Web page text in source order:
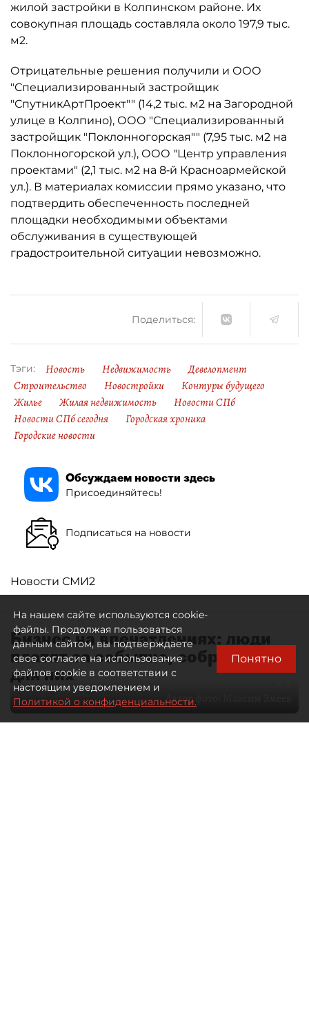
жилой застройки в Колпинском районе. Их
совокупная площадь составляла около 197,9 тыс.
м2.
Отрицательные решения получили и ООО
"Специализированный застройщик
"СпутникАртПроект"" (14,2 тыс. м2 на Загородной
улице в Колпино), ООО "Специализированный
застройщик "Поклонногорская"" (7,95 тыс. м2 на
Поклонногорской ул.), ООО "Центр управления
проектами" (2,1 тыс. м2 на 8‑й Красноармейской
ул.). В материалах комиссии прямо указано, что
подтвердить обеспеченность последней
площадки необходимыми объектами
обслуживания в существующей
градостроительной ситуации невозможно.
Поделиться:
Тэги: Новость Недвижимость
Девелопмент
Строительство
Новостройки
Контуры будущего
Жилье
Жилая недвижимость
Новости СПб
Новости СПб сегодня
Городская хроника
Городские новости
Обсуждаем новости здесь
Присоединяйтесь!
Подписаться на новости
Новости СМИ2
Бизнес на впечатлениях: люди
платят за событие, собранное
для них
Автор фото:
На нашем сайте используются cookie-
файлы. Продолжая пользоваться
данным сайтом, вы подтверждаете
свое согласие на использование
файлов cookie в соответствии с
настоящим уведомлением и
Политикой о конфиденциальности.
Понятно